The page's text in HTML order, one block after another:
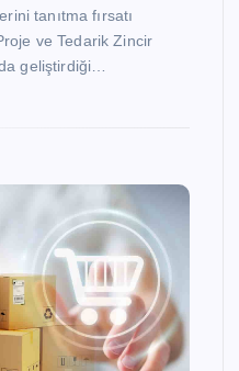
tanıtma fırsatı
ve Tedarik Zincir
geliştirdiği…